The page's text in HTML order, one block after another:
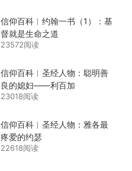
信仰百科︱约翰一书（1）：基
督就是生命之道
23572阅读
信仰百科︱圣经人物：聪明善
良的媳妇——利百加
23018阅读
信仰百科︱圣经人物：雅各最
疼爱的约瑟
22618阅读